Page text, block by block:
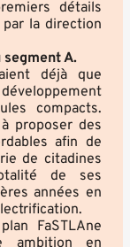
détails
la direction
A.
déjà que
compacts.
proposer des
afin de
de citadines
de ses
années en
FaSTLAne
ambition en